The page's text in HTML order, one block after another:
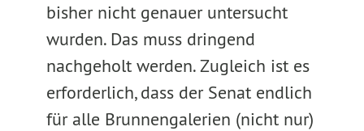
bisher nicht genauer untersucht
wurden. Das muss dringend
nachgeholt werden. Zugleich ist es
erforderlich, dass der Senat endlich
für alle Brunnengalerien (nicht nur)